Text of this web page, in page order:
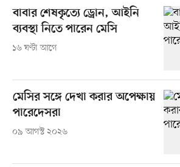
বাবার শেষকৃত্যে ড্রোন, আইনি
ব্যবস্থা নিতে পারেন মেসি
১৬ ঘণ্টা আগে
মেসির সঙ্গে দেখা করার অপেক্ষায়
পারেদেসরা
০৯ আগস্ট ২০২৬